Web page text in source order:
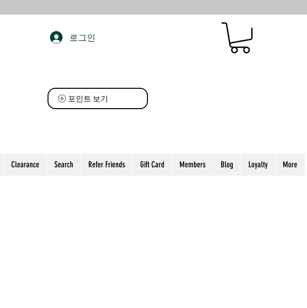
로그인
포인트 보기
Clearance Search Refer Friends Gift Card Members Blog Loyalty More